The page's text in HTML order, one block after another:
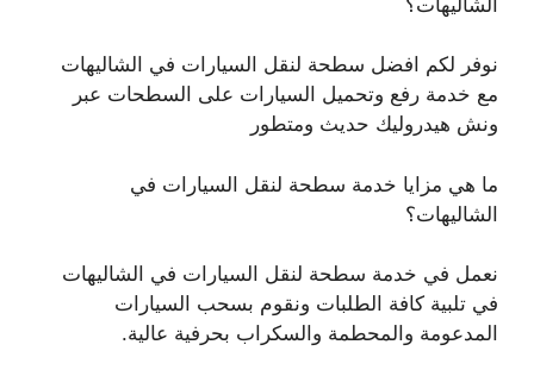
نوفر لكم افضل سطحة لنقل السيارات في الشاليهات
مع خدمة رفع وتحميل السيارات على السطحات عبر
ونش هيدروليك حديث ومتطور
ما هي مزايا خدمة سطحة لنقل السيارات في
الشاليهات؟
نعمل في خدمة سطحة لنقل السيارات في الشاليهات
في تلبية كافة الطلبات ونقوم بسحب السيارات
المدعومة والمحطمة والسكراب بحرفية عالية.